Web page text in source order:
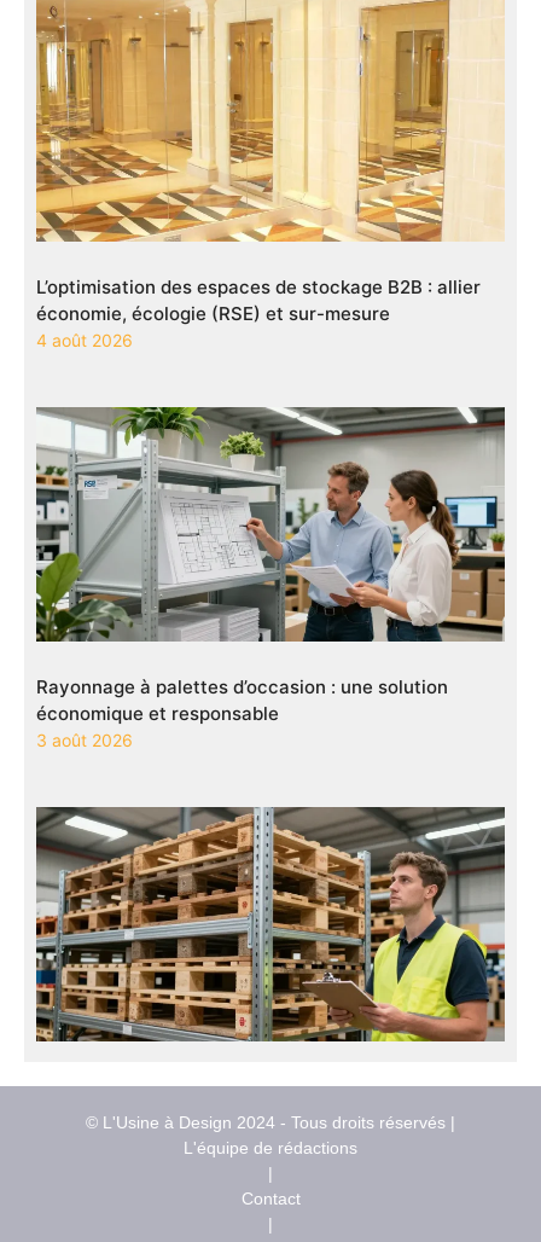
L’optimisation des espaces de stockage B2B : allier
économie, écologie (RSE) et sur-mesure
4 août 2026
Rayonnage à palettes d’occasion : une solution
économique et responsable
3 août 2026
© L'Usine à Design 2024 - Tous droits réservés |
L'équipe de rédactions
|
Contact
|